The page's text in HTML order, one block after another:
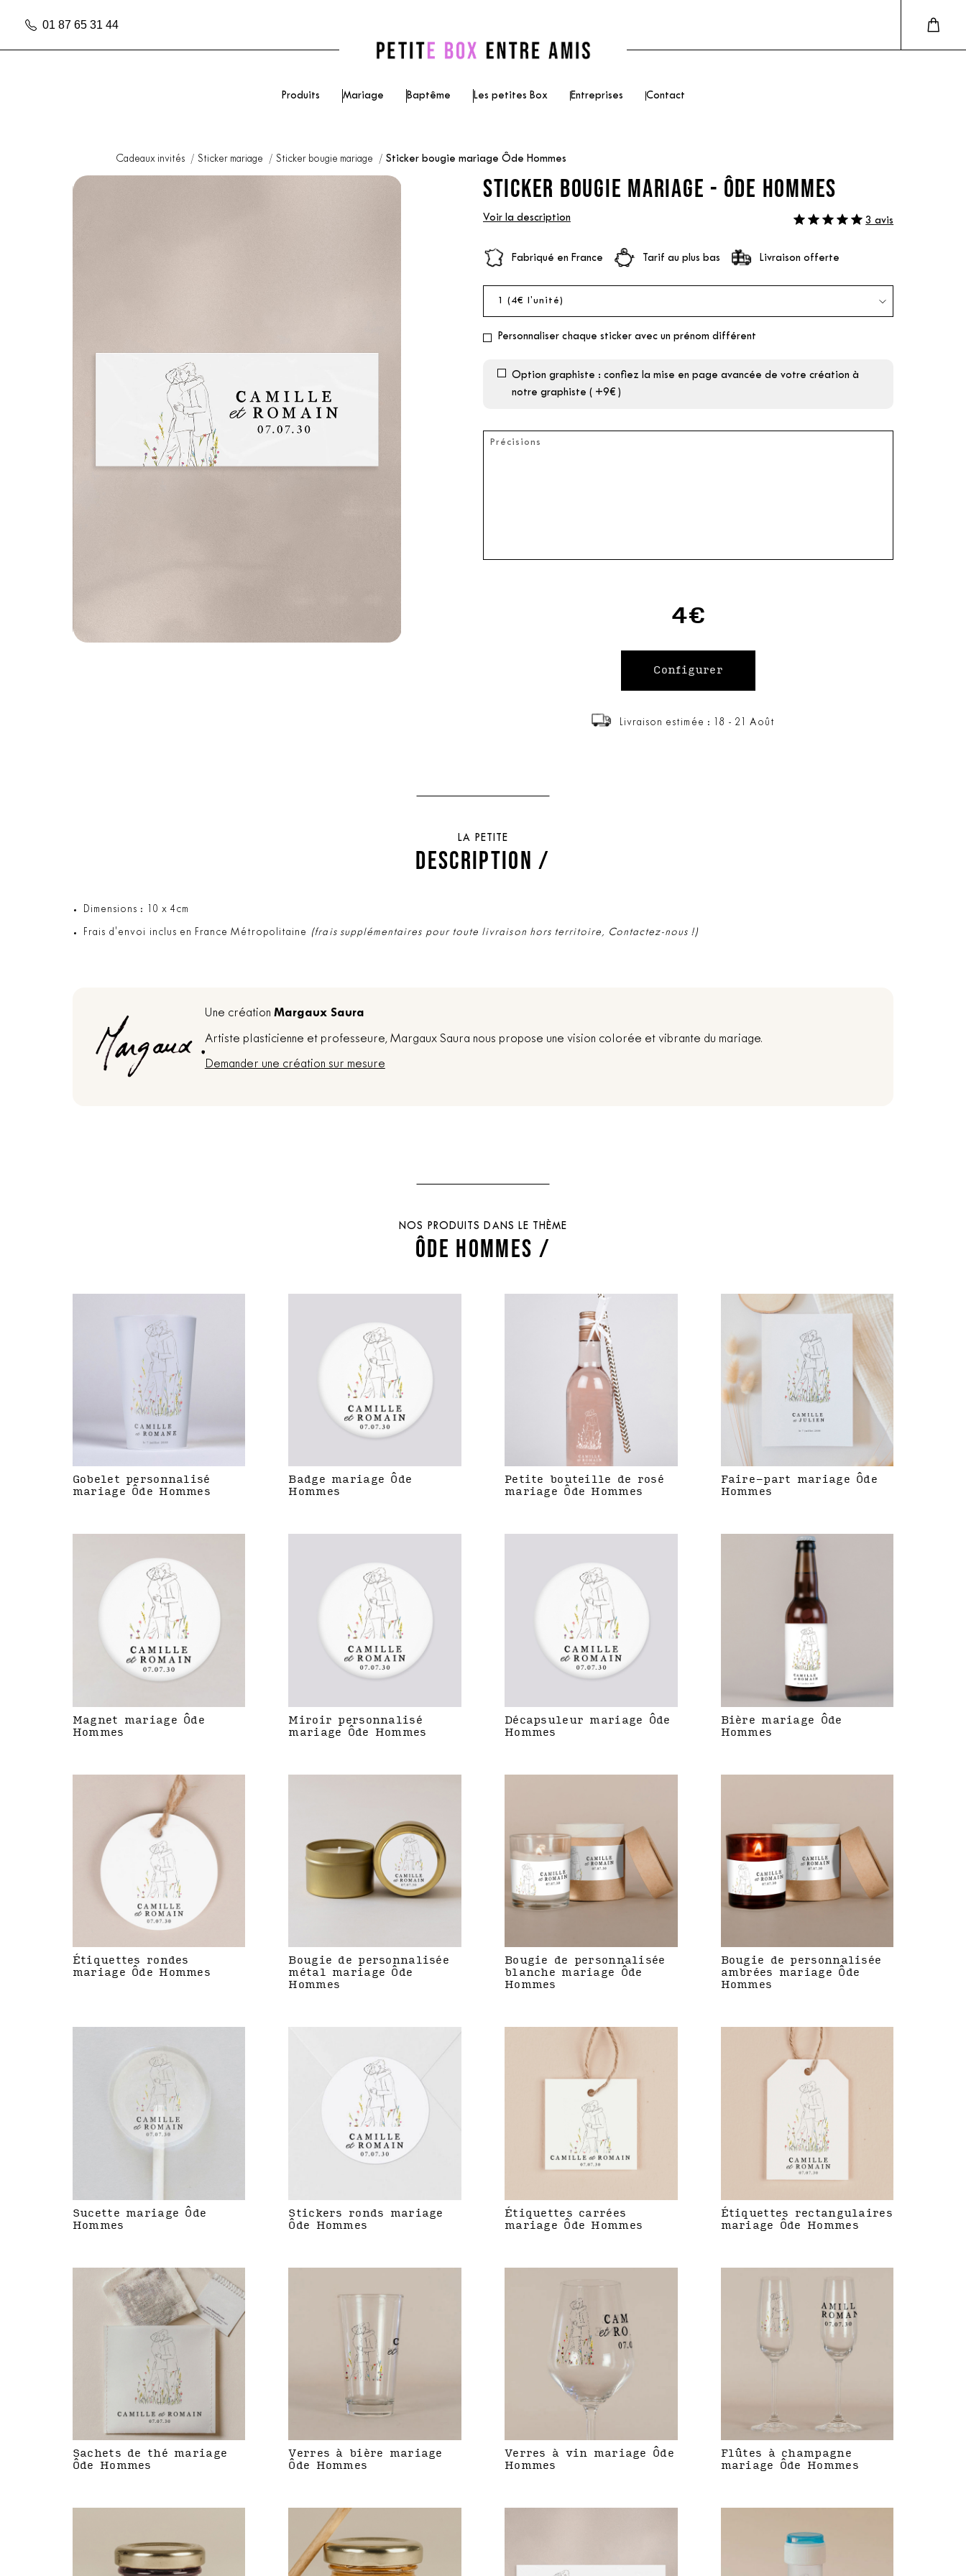
01 87 65 31 44
Produits Mariage Baptême Les petites Box Entreprises Contact
Cadeaux invités Sticker mariage Sticker bougie mariage Sticker bougie mariage Ôde Hommes
STICKER BOUGIE MARIAGE - ÔDE HOMMES
Voir la description 3 avis
Fabriqué en France Tarif au plus bas Livraison offerte
Personnaliser chaque sticker avec un prénom différent
Option graphiste : confiez la mise en page avancée de votre création à
notre graphiste ( +9€ )
4€
Livraison estimée : 18 - 21 Août
LA PETITE
DESCRIPTION /
Dimensions : 10 x 4cm
Frais d'envoi inclus en France Métropolitaine (frais supplémentaires pour toute livraison hors territoire, Contactez-nous !)
Une création Margaux Saura
Artiste plasticienne et professeure, Margaux Saura nous propose une vision colorée et vibrante du mariage.
Demander une création sur mesure
NOS PRODUITS DANS LE THÈME
ÔDE HOMMES /
Gobelet personnalisé
mariage Ôde Hommes
Badge mariage Ôde
Hommes
Petite bouteille de rosé
mariage Ôde Hommes
Faire-part mariage Ôde
Hommes
Magnet mariage Ôde
Hommes
Miroir personnalisé
mariage Ôde Hommes
Décapsuleur mariage Ôde
Hommes
Bière mariage Ôde
Hommes
Étiquettes rondes
mariage Ôde Hommes
Bougie de personnalisée
métal mariage Ôde
Hommes
Bougie de personnalisée
blanche mariage Ôde
Hommes
Bougie de personnalisée
ambrées mariage Ôde
Hommes
Sucette mariage Ôde
Hommes
Stickers ronds mariage
Ôde Hommes
Étiquettes carrées
mariage Ôde Hommes
Étiquettes rectangulaires
mariage Ôde Hommes
Sachets de thé mariage
Ôde Hommes
Verres à bière mariage
Ôde Hommes
Verres à vin mariage Ôde
Hommes
Flûtes à champagne
mariage Ôde Hommes